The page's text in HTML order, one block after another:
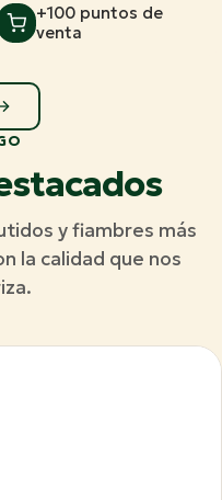
+100 puntos de
venta
y fiambres más
la calidad que nos